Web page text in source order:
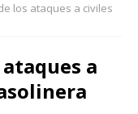
los ataques a civiles
a